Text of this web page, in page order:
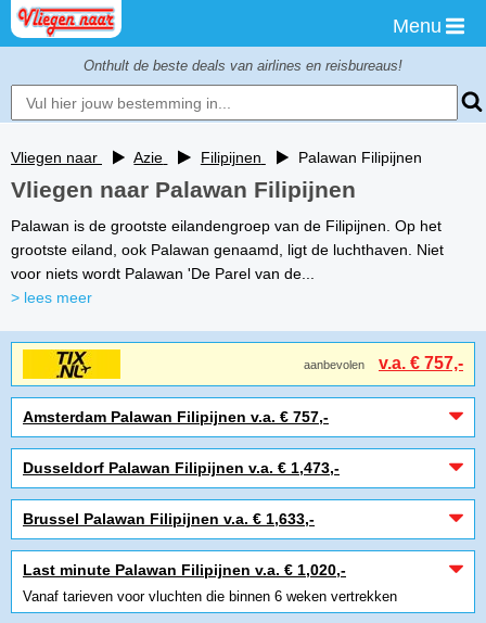
Menu
Onthult de beste deals van airlines en reisbureaus!
Vliegen naar Azie Filipijnen Palawan Filipijnen
Vliegen naar Palawan Filipijnen
Palawan is de grootste eilandengroep van de Filipijnen. Op het
grootste eiland, ook Palawan genaamd, ligt de luchthaven. Niet
voor niets wordt Palawan 'De Parel van de...
> lees meer
aanbevolen v.a. € 757,-
Amsterdam Palawan Filipijnen v.a. € 757,-
Dusseldorf Palawan Filipijnen v.a. € 1,473,-
Brussel Palawan Filipijnen v.a. € 1,633,-
Last minute Palawan Filipijnen v.a. € 1,020,-
Vanaf tarieven voor vluchten die binnen 6 weken vertrekken